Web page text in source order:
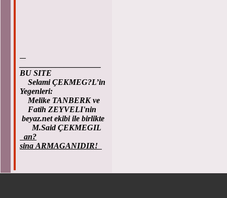
BU SITE
Selami ÇEKMEG?L’in
Yegenleri:
Melike TANBERK ve
Fatih ZEYVELI'nin
beyaz.net ekibi ile birlikte
M.Said ÇEKMEGIL
an?
sina ARMAGANIDIR!